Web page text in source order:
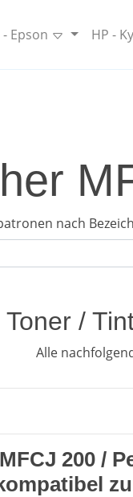
Epson HP -
nach
Toner /
Alle
200 /
zu